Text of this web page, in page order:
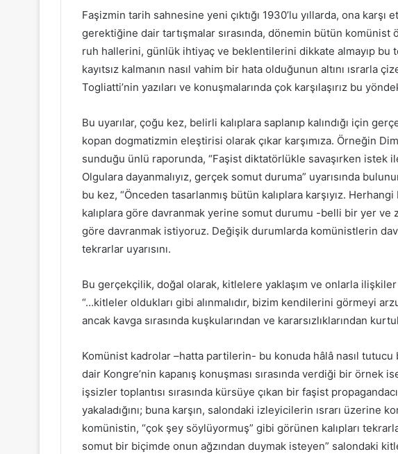
Faşizmin tarih sahnesine yeni çıktığı 1930’lu yıllarda, ona karşı
gerektiğine dair tartışmalar sırasında, dönemin bütün
ruh hallerini, günlük ihtiyaç ve beklentilerini dikkate almayıp
kayıtsız kalmanın nasıl vahim bir hata olduğunun altını ısrarla
Togliatti’nin yazıları ve konuşmalarında çok karşılaşırız bu
Bu uyarılar, çoğu kez, belirli kalıplara saplanıp kalındığı için
kopan dogmatizmin eleştirisi olarak çıkar karşımıza. Örneğin
sunduğu ünlü raporunda, “Faşist diktatörlükle savaşırken istek
Olgulara dayanmalıyız, gerçek somut duruma” uyarısında
bu kez, “Önceden tasarlanmış bütün kalıplara karşıyız.
kalıplara göre davranmak yerine somut durumu -belli bir yer ve
göre davranmak istiyoruz. Değişik durumlarda komünistlerin
tekrarlar uyarısını.
Bu gerçekçilik, doğal olarak, kitlelere yaklaşım ve onlarla
“…kitleler oldukları gibi alınmalıdır, bizim kendilerini görmeyi
ancak kavga sırasında kuşkularından ve kararsızlıklarından
Komünist kadrolar –hatta partilerin- bu konuda hâlâ nasıl
dair Kongre’nin kapanış konuşması sırasında verdiği bir örnek
işsizler toplantısı sırasında kürsüye çıkan bir faşist
yakaladığını; buna karşın, salondaki izleyicilerin ısrarı üzerine
komünistin, “çok şey söylüyormuş” gibi görünen kalıpları
somut bir biçimde onun ağzından duymak isteyen” salondaki